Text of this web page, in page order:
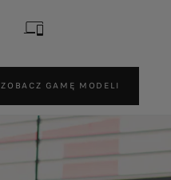
ZOBACZ GAMĘ MODELI